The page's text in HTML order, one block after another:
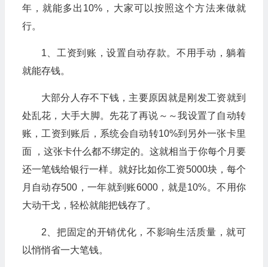
年，就能多出10%，大家可以按照这个方法来做就
行。
1、工资到账，设置自动存款。不用手动，躺着
就能存钱。
大部分人存不下钱，主要原因就是刚发工资就到
处乱花，大手大脚。先花了再说～～我设置了自动转
账，工资到账后，系统会自动转10%到另外一张卡里
面 ，这张卡什么都不绑定的。这就相当于你每个月要
还一笔钱给银行一样。就好比如你工资5000块，每个
月自动存500，一年就到账6000，就是10%。不用你
大动干戈，轻松就能把钱存了。
2、把固定的开销优化，不影响生活质量，就可
以悄悄省一大笔钱。